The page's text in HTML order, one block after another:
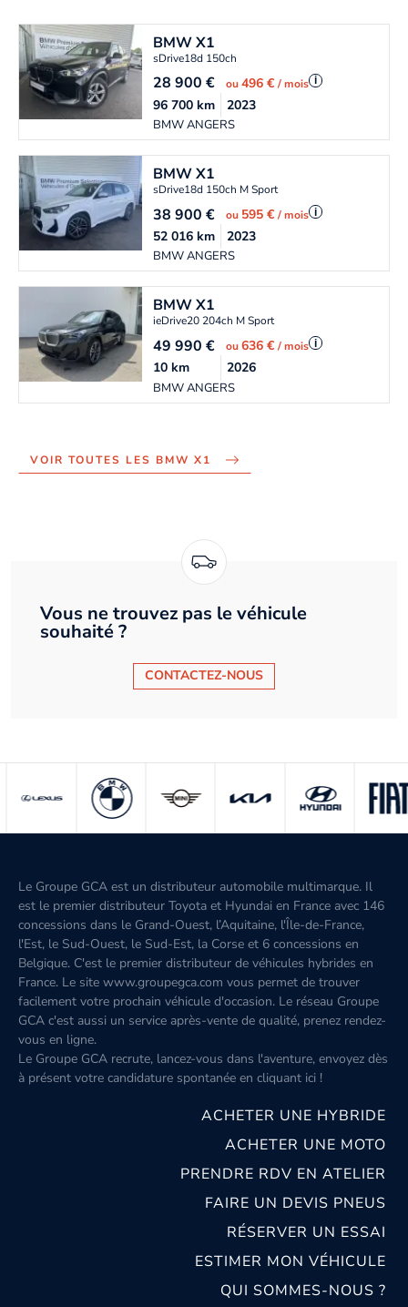
BMWX1
sDrive18d 150ch
28 900€ ou496 €/ mois i
BMW ANGERS
96 700km 2023
BMWX1
sDrive18d 150ch M Sport
38 900€ ou 595 €/ mois i
BMW ANGERS
52 016km 2023
BMWX1
ieDrive20 204ch M Sport
49 990€ ou636 €/ mois i
BMW ANGERS
10km 2026
VOIR TOUTES LES BMW X1
Vous ne trouvez pas le véhicule
souhaité ?
CONTACTEZ-NOUS
Le Groupe GCA est un distributeur automobile multimarque. Il
est le premier distributeur Toyota et Hyundai en France avec 146
concessions dans le Grand-Ouest, l’Aquitaine, l'Île-de-France,
l'Est, le Sud-Ouest, le Sud-Est, la Corse et 6 concessions en
Belgique. C'est le premier distributeur de véhicules hybrides en
France. Le site www.groupegca.com vous permet de trouver
facilement votre prochain véhicule d'occasion. Le réseau Groupe
GCA c'est aussi un service après-vente de qualité, prenez rendez-
vous en ligne.
Le Groupe GCA recrute, lancez-vous dans l'aventure, envoyez dès
à présent votre candidature spontanée en cliquant ici !
ACHETER UNE HYBRIDE
ACHETER UNE MOTO
PRENDRE RDV EN ATELIER
FAIRE UN DEVIS PNEUS
RÉSERVER UN ESSAI
ESTIMER MON VÉHICULE
QUI SOMMES-NOUS ?